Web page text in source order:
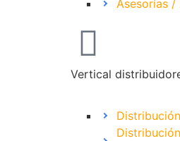
Asesorías /
Vertical